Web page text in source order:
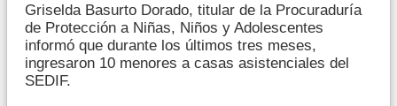
Griselda Basurto Dorado, titular de la Procuraduría
de Protección a Niñas, Niños y Adolescentes
informó que durante los últimos tres meses,
ingresaron 10 menores a casas asistenciales del
SEDIF.